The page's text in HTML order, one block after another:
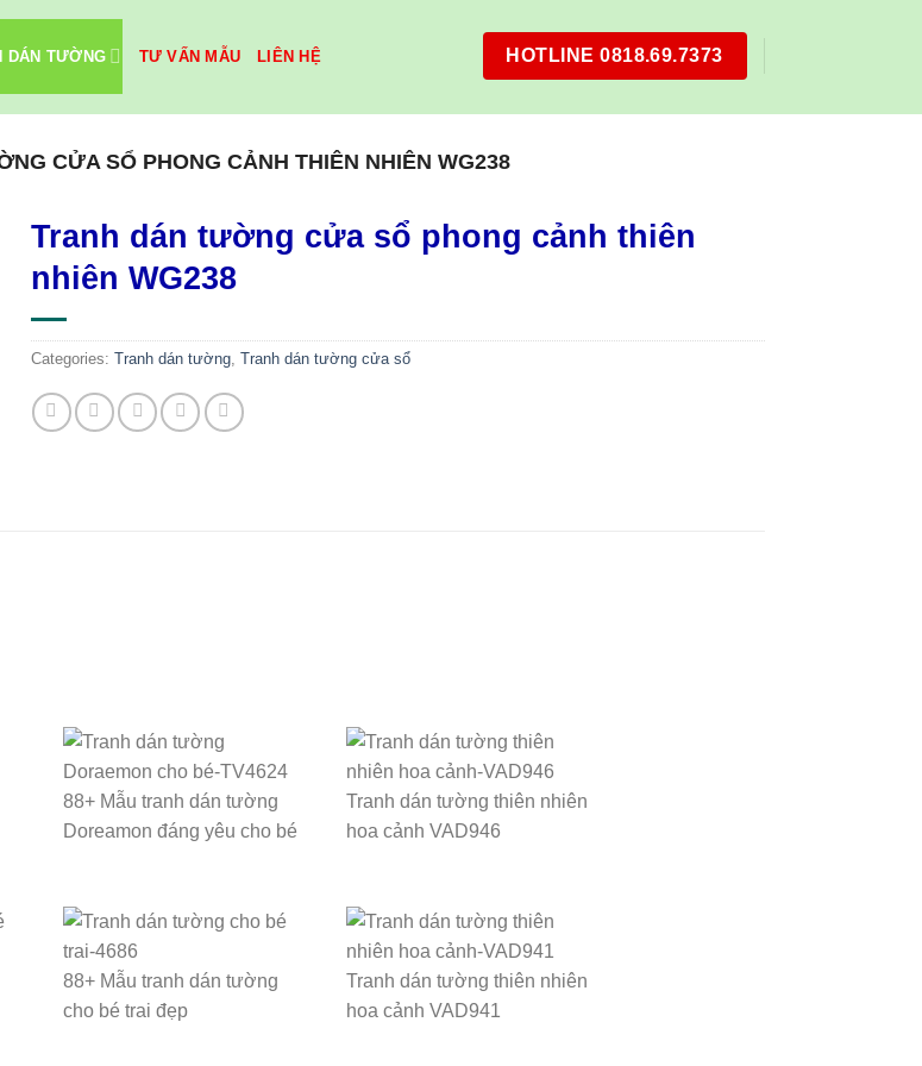
DÁN TƯỜNG TƯ VẤN MẪU LIÊN HỆ HOTLINE 0818.69.7373
CỬA SỔ PHONG CẢNH THIÊN NHIÊN WG238
Tranh dán tường cửa sổ phong cảnh thiên
nhiên WG238
Categories: Tranh dán tường, Tranh dán tường cửa sổ
88+ Mẫu tranh dán tường
Doreamon đáng yêu cho bé
Tranh dán tường thiên nhiên
hoa cảnh VAD946
88+ Mẫu tranh dán tường
cho bé trai đẹp
Tranh dán tường thiên nhiên
hoa cảnh VAD941